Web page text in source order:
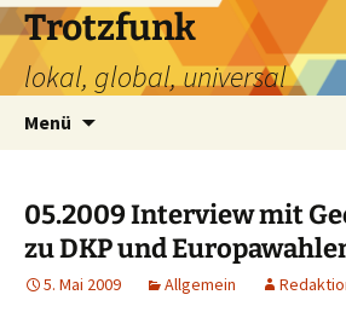
Zum
Inhalt
springen
Trotzfunk
lokal, global, universal
Menü
05.2009 Interview mit
zu DKP und
5. Mai 2009 Allgemein